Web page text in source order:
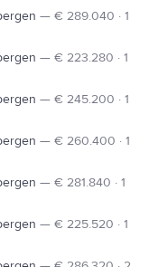
— € 289.040 · 1
— € 223.280 · 1
— € 245.200 · 1
— € 260.400 · 1
— € 281.840 · 1
— € 225.520 · 1